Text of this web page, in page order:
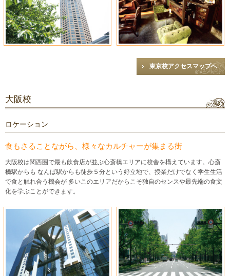
東京校アクセスマップへ
大阪校
ロケーション
食もさることながら、様々なカルチャーが集まる街
大阪校は関西圏で最も飲食店が並ぶ心斎橋エリアに校舎を構えています。心斎
橋駅からも なんば駅からも徒歩５分という好立地で、授業だけでなく学生生活
で食と触れ合う機会が 多いこのエリアだからこそ独自のセンスや最先端の食文
化を学ぶことができます。